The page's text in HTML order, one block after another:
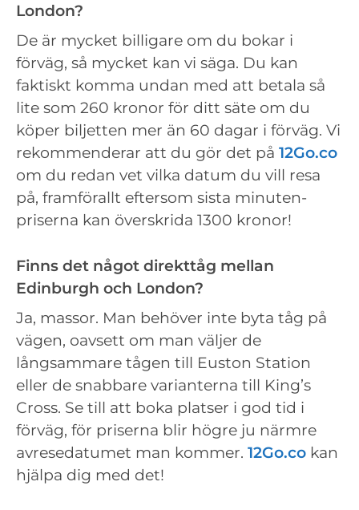
London?
De är mycket billigare om du bokar i
förväg, så mycket kan vi säga. Du kan
faktiskt komma undan med att betala så
lite som 260 kronor för ditt säte om du
köper biljetten mer än 60 dagar i förväg. Vi
rekommenderar att du gör det på 12Go.co
om du redan vet vilka datum du vill resa
på, framförallt eftersom sista minuten-
priserna kan överskrida 1300 kronor!
Finns det något direkttåg mellan
Edinburgh och London?
Ja, massor. Man behöver inte byta tåg på
vägen, oavsett om man väljer de
långsammare tågen till Euston Station
eller de snabbare varianterna till King’s
Cross. Se till att boka platser i god tid i
förväg, för priserna blir högre ju närmre
avresedatumet man kommer. 12Go.co kan
hjälpa dig med det!